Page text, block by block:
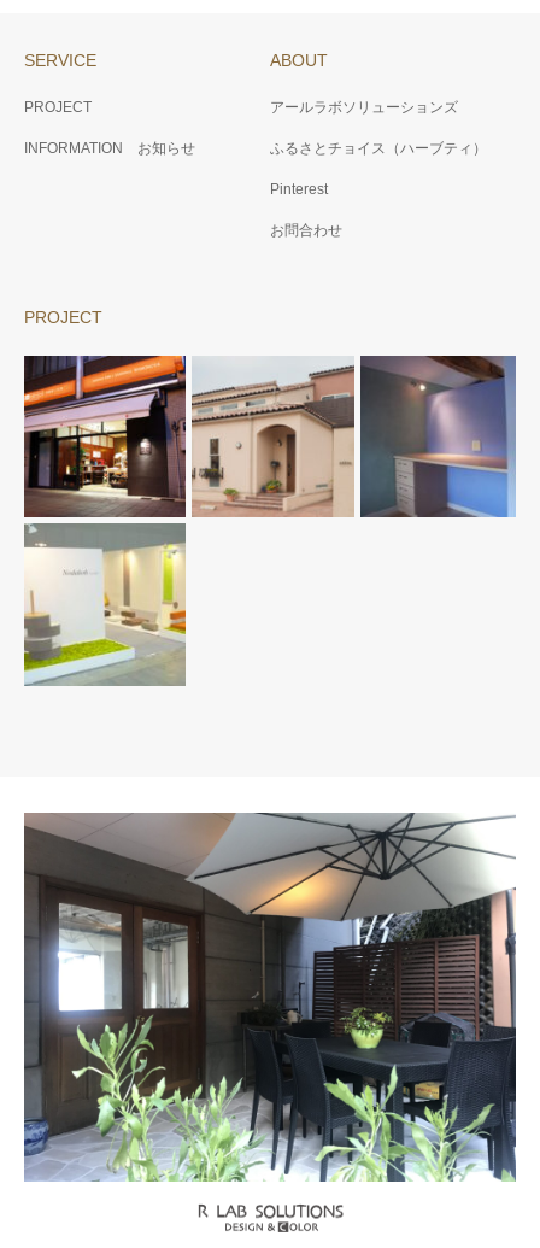
SERVICE
PROJECT
INFORMATION お知らせ
ABOUT
アールラボソリューションズ
ふるさとチョイス（ハーブティ）
Pinterest
お問合わせ
PROJECT